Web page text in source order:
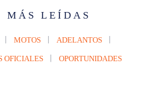
MÁS LEÍDAS
MOTOS ADELANTOS
OFICIALES OPORTUNIDADES